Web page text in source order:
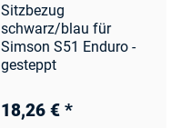
Sitzbezug
schwarz/blau für
Simson S51 Enduro -
gesteppt
18,26 € *